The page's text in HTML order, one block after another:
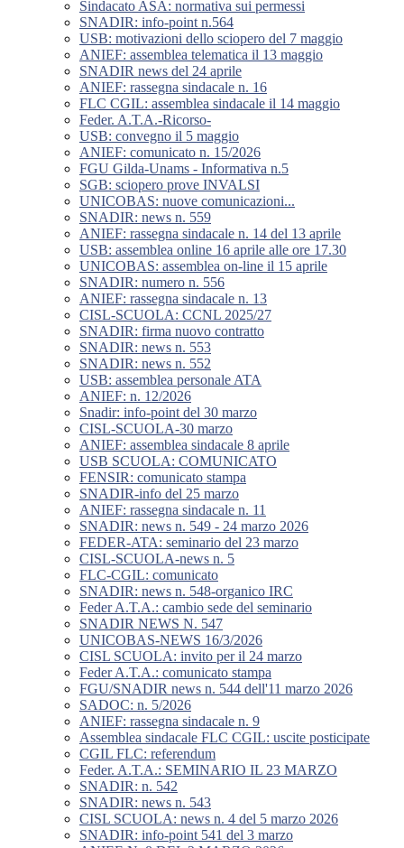
Sindacato ASA: normativa sui permessi
SNADIR: info-point n.564
USB: motivazioni dello sciopero del 7 maggio
ANIEF: assemblea telematica il 13 maggio
SNADIR news del 24 aprile
ANIEF: rassegna sindacale n. 16
FLC CGIL: assemblea sindacale il 14 maggio
Feder. A.T.A.-Ricorso-
USB: convegno il 5 maggio
ANIEF: comunicato n. 15/2026
FGU Gilda-Unams - Informativa n.5
SGB: sciopero prove INVALSI
UNICOBAS: nuove comunicazioni...
SNADIR: news n. 559
ANIEF: rassegna sindacale n. 14 del 13 aprile
USB: assemblea online 16 aprile alle ore 17.30
UNICOBAS: assemblea on-line il 15 aprile
SNADIR: numero n. 556
ANIEF: rassegna sindacale n. 13
CISL-SCUOLA: CCNL 2025/27
SNADIR: firma nuovo contratto
SNADIR: news n. 553
SNADIR: news n. 552
USB: assemblea personale ATA
ANIEF: n. 12/2026
Snadir: info-point del 30 marzo
CISL-SCUOLA-30 marzo
ANIEF: assemblea sindacale 8 aprile
USB SCUOLA: COMUNICATO
FENSIR: comunicato stampa
SNADIR-info del 25 marzo
ANIEF: rassegna sindacale n. 11
SNADIR: news n. 549 - 24 marzo 2026
FEDER-ATA: seminario del 23 marzo
CISL-SCUOLA-news n. 5
FLC-CGIL: comunicato
SNADIR: news n. 548-organico IRC
Feder A.T.A.: cambio sede del seminario
SNADIR NEWS N. 547
UNICOBAS-NEWS 16/3/2026
CISL SCUOLA: invito per il 24 marzo
Feder A.T.A.: comunicato stampa
FGU/SNADIR news n. 544 dell'11 marzo 2026
SADOC: n. 5/2026
ANIEF: rassegna sindacale n. 9
Assemblea sindacale FLC CGIL: uscite posticipate
CGIL FLC: referendum
Feder. A.T.A.: SEMINARIO IL 23 MARZO
SNADIR: n. 542
SNADIR: news n. 543
CISL SCUOLA: news n. 4 del 5 marzo 2026
SNADIR: info-point 541 del 3 marzo